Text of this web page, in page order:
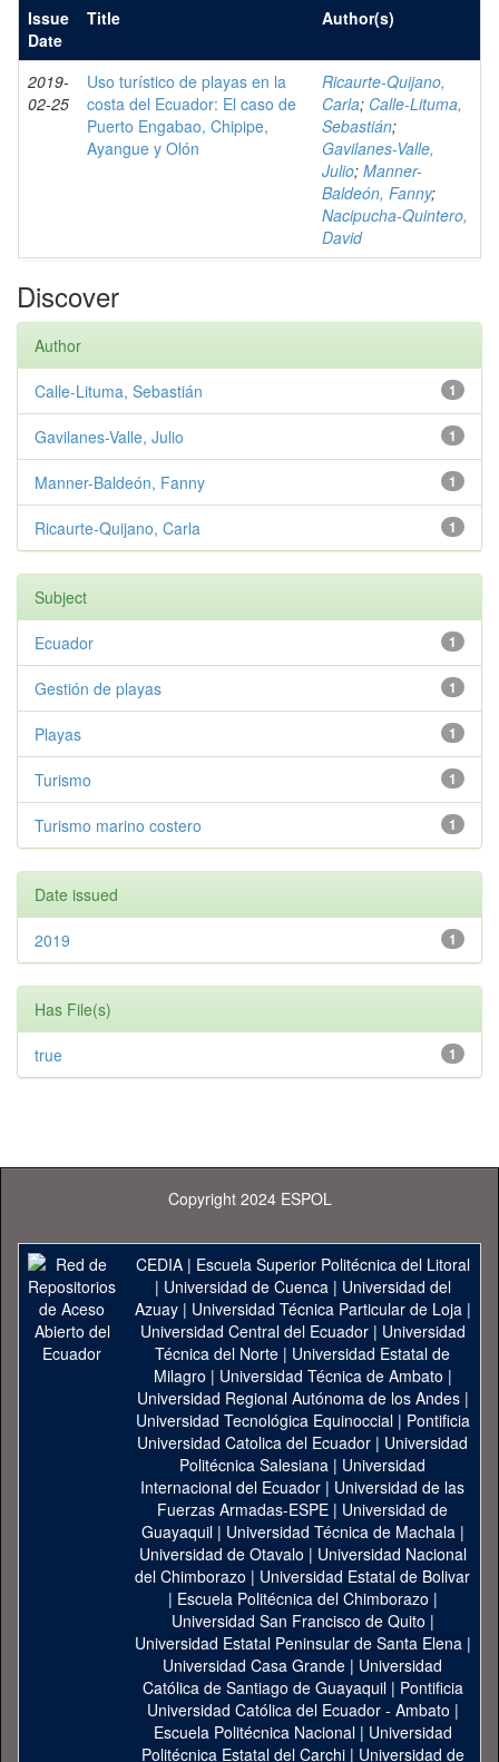
Issue
Date
Title Author(s)
2019-
02-25
Uso turístico de playas en la
costa del Ecuador: El caso de
Puerto Engabao, Chipipe,
Ayangue y Olón
Ricaurte-Quijano,
Carla; Calle-Lituma,
Sebastián;
Gavilanes-Valle,
Julio; Manner-
Baldeón, Fanny;
Nacipucha-Quintero,
David
Discover
Author
1
Calle-Lituma, Sebastián
1
Gavilanes-Valle, Julio
1
Manner-Baldeón, Fanny
1
Ricaurte-Quijano, Carla
Subject
1
Ecuador
1
Gestión de playas
1
Playas
1
Turismo
1
Turismo marino costero
Date issued
1
2019
Has File(s)
1
true
Copyright 2024 ESPOL
CEDIA| Escuela Superior Politécnica del Litoral
| Universidad de Cuenca| Universidad del
Azuay| Universidad Técnica Particular de Loja|
Universidad Central del Ecuador| Universidad
Técnica del Norte | Universidad Estatal de
Milagro | Universidad Técnica de Ambato |
Universidad Regional Autónoma de los Andes|
Universidad Tecnológica Equinoccial| Pontificia
Universidad Catolica del Ecuador | Universidad
Politécnica Salesiana | Universidad
Internacional del Ecuador | Universidad de las
Fuerzas Armadas-ESPE | Universidad de
Guayaquil| Universidad Técnica de Machala|
Universidad de Otavalo | Universidad Nacional
del Chimborazo | Universidad Estatal de Bolivar
| Escuela Politécnica del Chimborazo |
Universidad San Francisco de Quito |
Universidad Estatal Peninsular de Santa Elena|
Universidad Casa Grande | Universidad
Católica de Santiago de Guayaquil| Pontificia
Universidad Católica del Ecuador - Ambato |
Escuela Politécnica Nacional| Universidad
Politécnica Estatal del Carchi| Universidad de